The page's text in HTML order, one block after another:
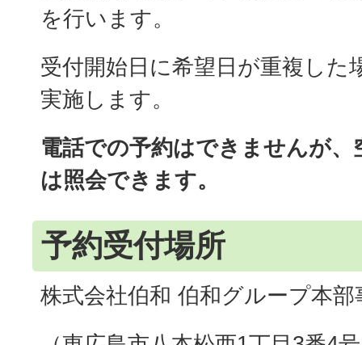
を行います。
受付開始日に希望日が重複した
実施します。
電話での予約はできませんが
は照会できます。
予約受付場所
株式会社伯和 伯和グループ本部